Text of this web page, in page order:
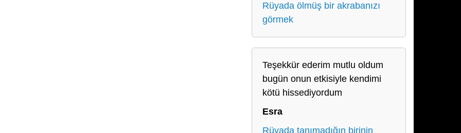
Rüyada ölmüş bir akrabanızı
görmek
Teşekkür ederim mutlu oldum
bugün onun etkisiyle kendimi
kötü hissediyordum
Esra
Rüyada tanımadığın birinin